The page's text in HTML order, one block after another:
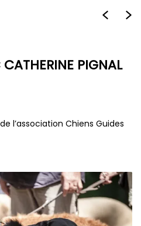
PIGNAL
l’association Chiens Guides